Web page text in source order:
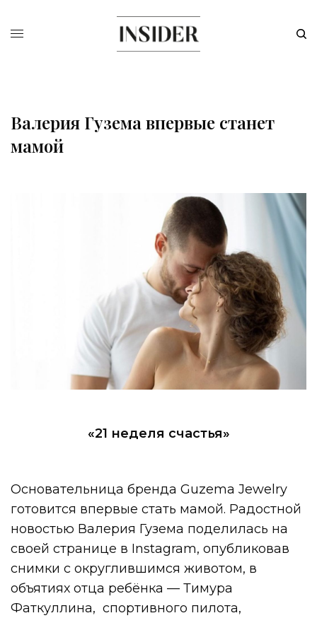
Валерия Гузема впервые станет
мамой
«21 неделя счастья»
Основательница бренда Guzema Jewelry
готовится впервые стать мамой. Радостной
новостью Валерия Гузема поделилась на
своей странице в Instagram, опубликовав
снимки с округлившимся животом, в
объятиях отца ребёнка — Тимура
Фаткуллина, спортивного пилота,